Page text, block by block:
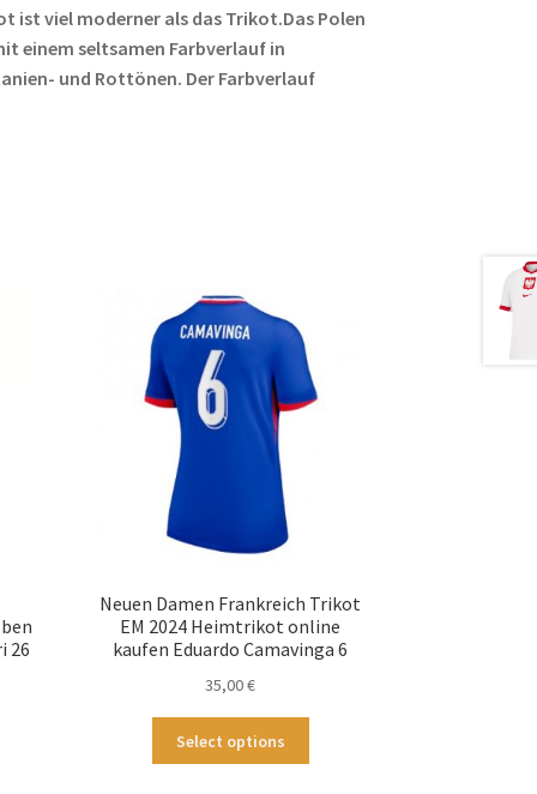
ist viel moderner als das Trikot.Das Polen
einem seltsamen Farbverlauf in
und Rottönen. Der Farbverlauf
26
Neuen Damen Frankreich Trikot
EM 2024 Heimtrikot online
kaufen Eduardo Camavinga 6
35,00€
Select options